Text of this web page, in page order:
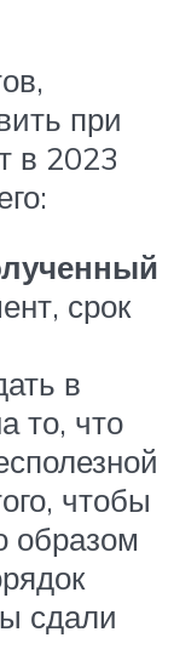
при
в 2023
срок
в
то, что
чтобы
образом
сдали